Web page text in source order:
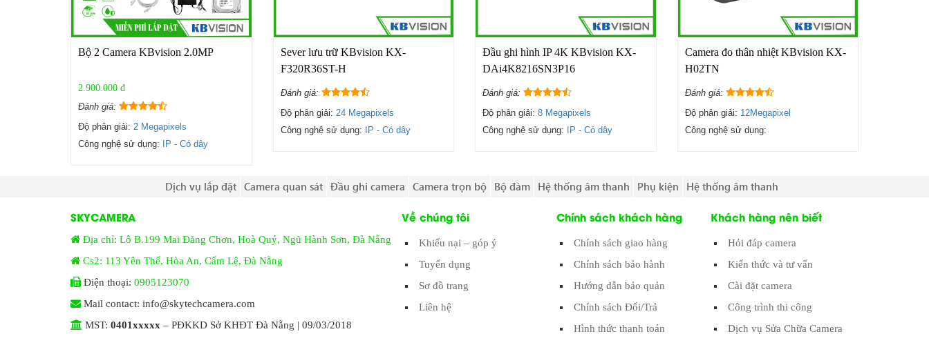
Bộ 2 Camera KBvision 2.0MP
2.900.000 đ
Đánh giá:
Độ phân giải: 2 Megapixels
Công nghệ sử dụng:
IP - Có dây
Sever lưu trữ KBvision KX-
F320R36ST-H
Đánh giá:
Độ phân giải: 24 Megapixels
Công nghệ sử dụng:
IP - Có dây
Đầu ghi hình IP 4K KBvision KX-
DAi4K8216SN3P16
Đánh giá:
Độ phân giải: 8 Megapixels
Công nghệ sử dụng:
IP - Có dây
Camera đo thân nhiệt KBvision KX-
H02TN
Đánh giá:
Độ phân giải: 12Megapixel
Công nghệ sử dụng:
Dịch vụ lắp đặt Camera quan sát Đầu ghi camera Camera trọn bộ Bộ đàm Hệ thống âm thanh Phụ kiện Hệ thống âm thanh
SKYCAMERA
Địa chỉ: Lô B.199 Mai Đăng Chơn, Hoà Quý, Ngũ Hành Sơn, Đà Nẵng
Cs2: 113 Yên Thế, Hòa An, Cẩm Lệ, Đà Nẵng
Điện thoại: 0905123070
Mail contact: info@skytechcamera.com
MST: 0401xxxxx – PĐKKD Sở KHĐT Đà Nẵng | 09/03/2018
Về chúng tôi
Khiếu nại – góp ý
Tuyển dụng
Sơ đồ trang
Liên hệ
Chính sách khách hàng
Chính sách giao hàng
Chính sách bảo hành
Hướng dẫn bảo quản
Chính sách Đổi/Trả
Hình thức thanh toán
Khách hàng nên biết
Hỏi đáp camera
Kiến thức và tư vấn
Cài đặt camera
Công trình thi công
Dịch vụ Sửa Chữa Camera